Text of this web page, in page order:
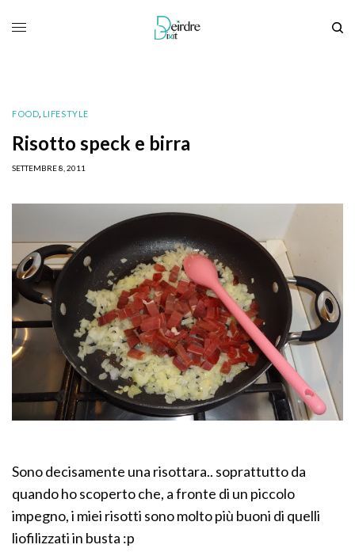
FOOD, LIFESTYLE
Risotto speck e birra
SETTEMBRE 8, 2011
Sono decisamente una risottara.. soprattutto da
quando ho scoperto che, a fronte di un piccolo
impegno, i miei risotti sono molto più buoni di quelli
liofilizzati in busta :p